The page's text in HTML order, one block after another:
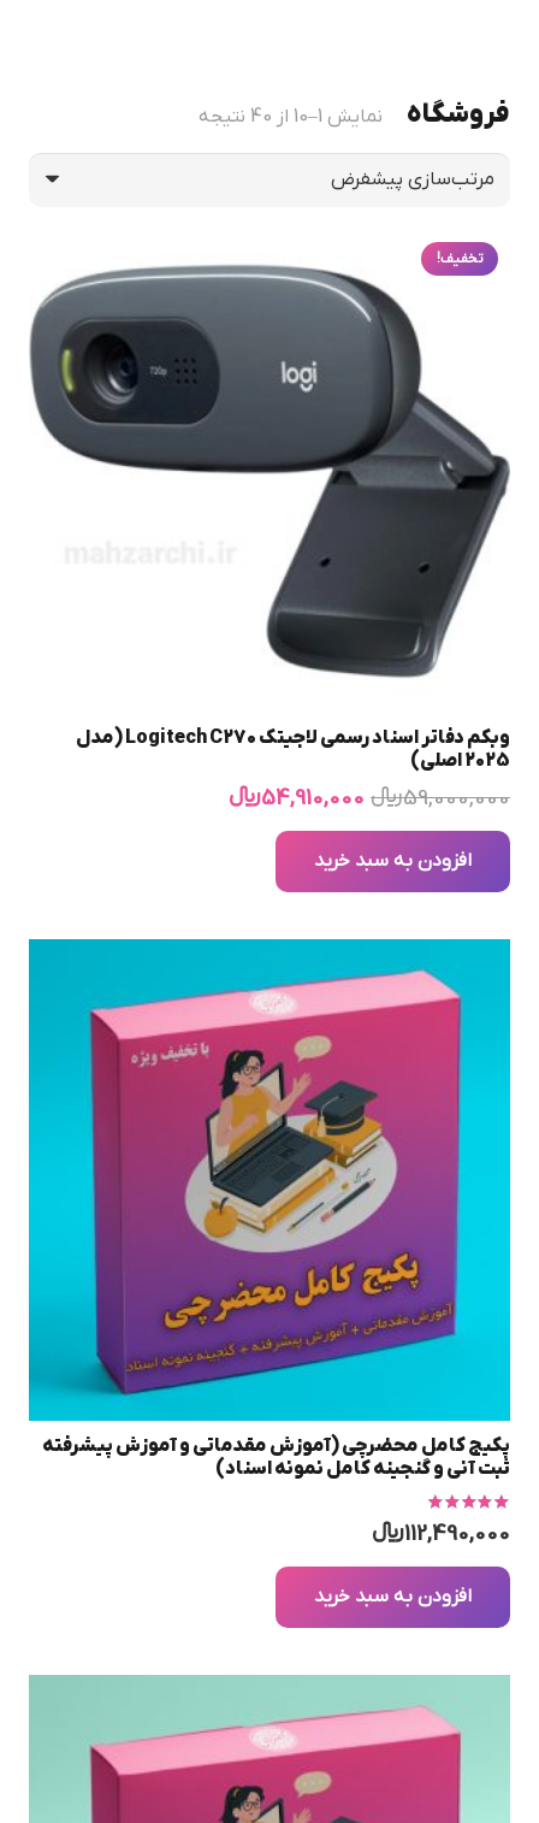
فروشگاه نمایش 1–10 از 40 نتیجه
تخفیف!
وبکم دفاتر اسناد رسمی لاجیتک Logitech C270 (مدل
2025 اصلی)
59,000,000﷼ قیمت
اصلی
بود.
54,910,000﷼
افزودن به سبد خرید
پکیج کامل محضرچی (آموزش مقدماتی و آموزش پیشرفته
ثبت آنی و گنجینه کامل نمونه اسناد)
امتیاز5.00از 5112,490,000﷼
افزودن به سبد خرید